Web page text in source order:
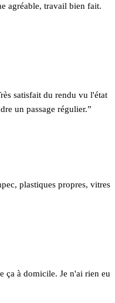
agréable, travail bien fait.
satisfait du rendu vu l'état
un passage régulier.”
plastiques propres, vitres
ça à domicile. Je n'ai rien eu